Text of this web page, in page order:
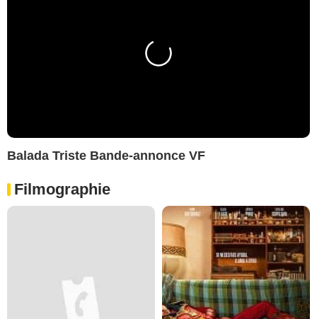
Balada Triste Bande-annonce VF
Filmographie